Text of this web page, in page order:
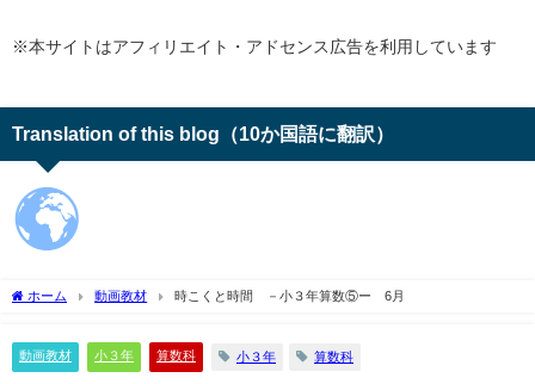
※本サイトはアフィリエイト・アドセンス広告を利用しています
Translation of this blog（10か国語に翻訳）
ホーム 動画教材 時こくと時間 －小３年算数⑤ー 6月
動画教材 小３年 算数科 小３年 算数科